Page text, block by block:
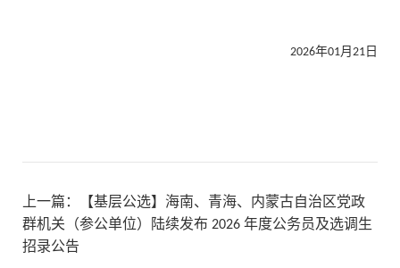
2026年01月21日
上一篇：
【基层公选】海南、青海、内蒙古自治区党政
群机关（参公单位）陆续发布 2026 年度公务员及选调生
招录公告